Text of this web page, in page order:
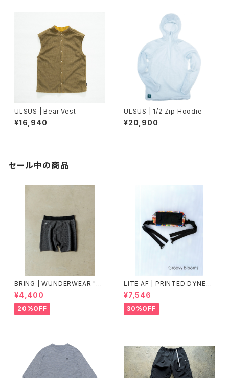
ULSUS | Bear Vest
¥16,940
ULSUS | 1/2 Zip Hoodie
¥20,900
セール中の商品
BRING | WUNDERWEAR "O
NE" 50/50
¥4,400
20%OFF
LITE AF | PRINTED DYNEE
MA FEATHER WEIGHT FAN
NY PACK
¥7,546
30%OFF